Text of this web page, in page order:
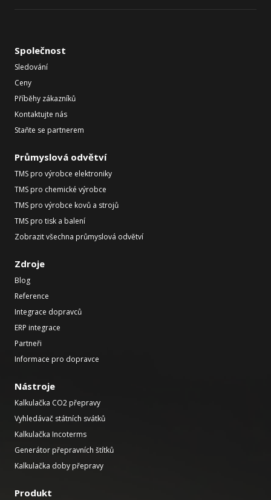
Společnost
Sledování
Ceny
Příběhy zákazníků
Kontaktujte nás
Staňte se partnerem
Průmyslová odvětví
TMS pro výrobce elektroniky
TMS pro chemické výrobce
TMS pro výrobce kovů a strojů
TMS pro tisk a balení
Zobrazit všechna průmyslová odvětví
Zdroje
Blog
Reference
Integrace dopravců
ERP integrace
Partneři
Informace pro dopravce
Nástroje
Kalkulačka CO2 přepravy
Vyhledávač státních svátků
Kalkulačka Incoterms
Generátor přepravních štítků
Kalkulačka doby přepravy
Produkt